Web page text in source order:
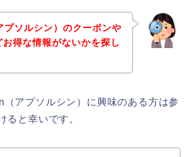
ソルシン）のクーポンや
得な情報がないかを探し
アプソルシン）に興味のある方は参
ると幸いです。